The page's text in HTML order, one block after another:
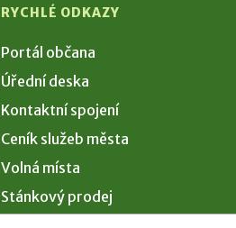
RYCHLÉ ODKAZY
Portál občana
Úřední deska
Kontaktní spojení
Ceník služeb města
Volná místa
Stánkový prodej